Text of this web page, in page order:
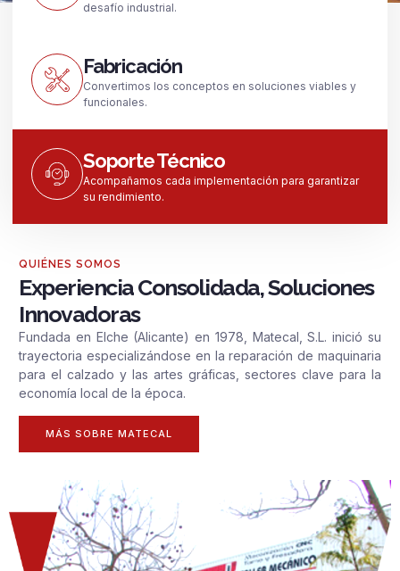
desafío industrial.
Fabricación
Convertimos los conceptos en soluciones viables y
funcionales.
Soporte Técnico
Acompañamos cada implementación para garantizar
su rendimiento.
QUIÉNES SOMOS
Experiencia Consolidada, Soluciones
Innovadoras
Fundada en Elche (Alicante) en 1978, Matecal, S.L. inició su
trayectoria especializándose en la reparación de maquinaria
para el calzado y las artes gráficas, sectores clave para la
economía local de la época.
MÁS SOBRE MATECAL